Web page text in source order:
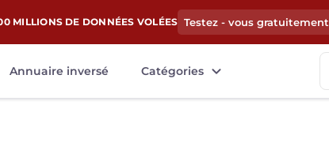
MILLIONS DE DONNÉES VOLÉES Testez - vous gratuitement
Annuaire inversé Catégories